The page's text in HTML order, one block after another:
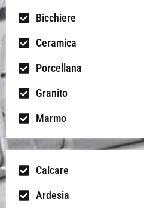
Bicchiere
Ceramica
Porcellana
Granito
Marmo
Calcare
Ardesia